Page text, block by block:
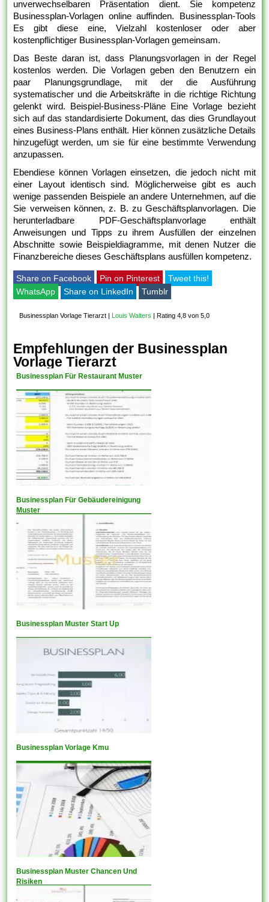
unverwechselbaren Präsentation dient. Sie kompetenz
Businessplan-Vorlagen online auffinden. Businessplan-Tools
Es gibt diese eine, Vielzahl kostenloser oder aber
kostenpflichtiger Businessplan-Vorlagen gemeinsam.
Das Beste daran ist, dass Planungsvorlagen in der Regel
kostenlos werden. Die Vorlagen geben den Benutzern ein
paar Planungsgrundlage, mit der die Ausführung
systematischer und die Arbeitskräfte in die richtige Richtung
gelenkt wird. Beispiel-Business-Pläne Eine Vorlage bezieht
sich auf das standardisierte Dokument, das dies Grundlayout
eines Business-Plans enthält. Hier können zusätzliche Details
hinzugefügt werden, um sie für eine bestimmte Verwendung
anzupassen.
Ebendiese können Vorlagen einsetzen, die jedoch nicht mit
einer Layout identisch sind. Möglicherweise gibt es auch
wenige passenden Beispiele an andere Unternehmen, auf die
Sie verweisen können, z. B. zu Geschäftsplanvorlagen. Die
herunterladbare PDF-Geschäftsplanvorlage enthält
Anweisungen und Tipps zu ihrem Ausfüllen der einzelnen
Abschnitte sowie Beispieldiagramme, mit denen Nutzer die
Finanzbereiche dieses Geschäftsplans ausfüllen kompetenz.
Share on Facebook Pin on Pinterest
Tweet this!
WhatsApp
Share on LinkedIn Tumblr
Businessplan Vorlage Tierarzt Louis Walters Rating 4,8 von 5,0
Empfehlungen der Businessplan
Vorlage Tierarzt
Businessplan Für Restaurant Muster
Businessplan Für Gebäudereinigung
Muster
Businessplan Muster Start Up
Businessplan Vorlage Kmu
Businessplan Muster Chancen Und
Risiken